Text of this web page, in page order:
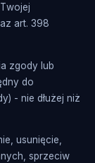
art. 398
zgody lub
do
- nie dłużej niż
usunięcie,
sprzeciw